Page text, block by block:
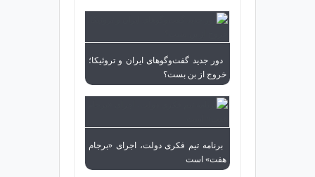
دور جدید گفت‌وگوهای ایران و تروئیکا؛
خروج از بن بست؟
برنامه تیم فکری دولت، اجرای «برجام
هفت» است